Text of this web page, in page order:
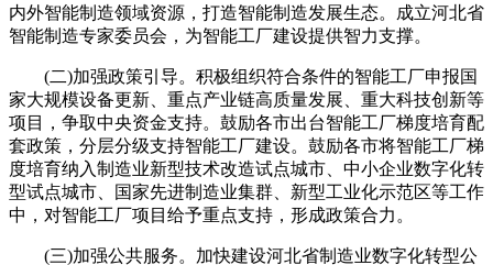
内外智能制造领域资源，打造智能制造发展生态。成立河北省
智能制造专家委员会，为智能工厂建设提供智力支撑。
(二)加强政策引导。积极组织符合条件的智能工厂申报国
家大规模设备更新、重点产业链高质量发展、重大科技创新等
项目，争取中央资金支持。鼓励各市出台智能工厂梯度培育配
套政策，分层分级支持智能工厂建设。鼓励各市将智能工厂梯
度培育纳入制造业新型技术改造试点城市、中小企业数字化转
型试点城市、国家先进制造业集群、新型工业化示范区等工作
中，对智能工厂项目给予重点支持，形成政策合力。
(三)加强公共服务。加快建设河北省制造业数字化转型公